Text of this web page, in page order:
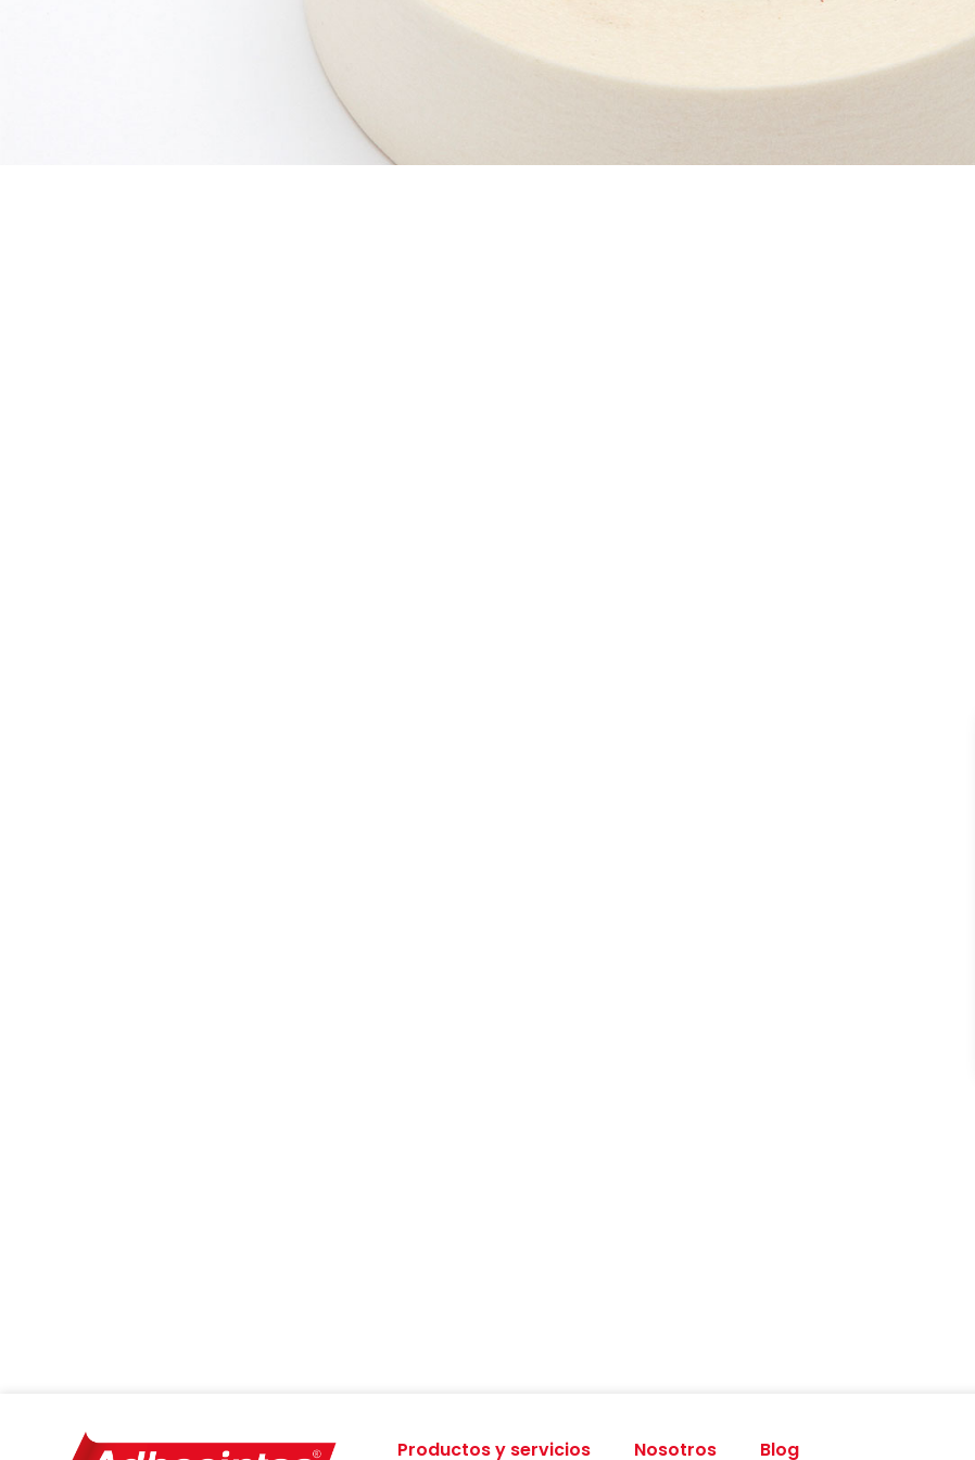
Productos y servicios Nosotros Blog